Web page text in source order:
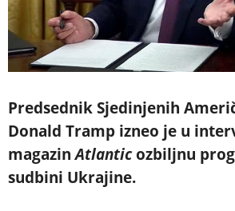
Predsednik Sjedinjenih
Donald Tramp izneo je u
magazinAtlanticozbiljnu
sudbini Ukrajine.